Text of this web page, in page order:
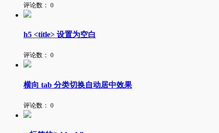
评论数： 0
h5 <title> 设置为空白
评论数： 0
横向 tab 分类切换自动居中效果
评论数： 0